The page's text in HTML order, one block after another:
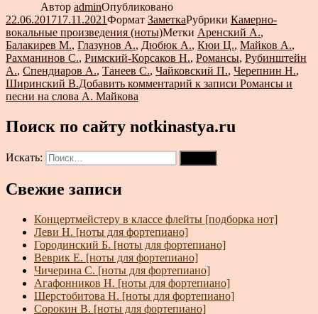
Автор adminОпубликовано
22.06.201717.11.2021Формат ЗаметкаРубрики Камерно-
вокальные произведения (ноты)Метки Аренский А.,
Балакирев М., Глазунов А., Дюбюк А., Кюи Ц., Майков А.,
Рахманинов С., Римский-Корсаков Н., Романсы, Рубинштейн
А., Спендиаров А., Танеев С., Чайковский П., Черепнин Н.,
Ширинский В.Добавить комментарий к записи Романсы и
песни на слова А. Майкова
Поиск по сайту notkinastya.ru
Искать:
Свежие записи
Концертмейстеру в классе флейты [подборка нот]
Леви Н. [ноты для фортепиано]
Городинский Б. [ноты для фортепиано]
Веврик Е. [ноты для фортепиано]
Чичерина С. [ноты для фортепиано]
Агафонников Н. [ноты для фортепиано]
Шерстобитова Н. [ноты для фортепиано]
Сорокин В. [ноты для фортепиано]